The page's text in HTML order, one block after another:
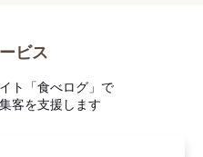
ビス
ト「食べログ」で
客を支援します